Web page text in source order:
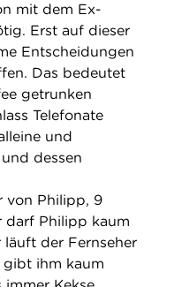
mit dem Ex-
Erst auf dieser
Entscheidungen
Das bedeutet
getrunken
Telefonate
und
dessen
von Philipp, 9
darf Philipp kaum
läuft der Fernseher
gibt ihm kaum